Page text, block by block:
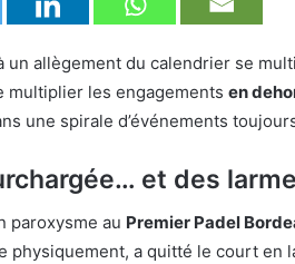
un allègement du calendrier se
multiplier les engagements en
une spirale d’événements
et des
paroxysme au Premier Padel
physiquement, a quitté le court en